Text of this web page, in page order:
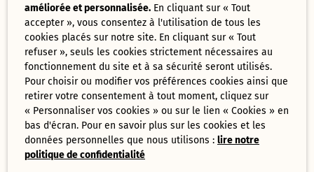
améliorée et personnalisée. En cliquant sur « Tout
accepter », vous consentez à l'utilisation de tous les
cookies placés sur notre site. En cliquant sur « Tout
refuser », seuls les cookies strictement nécessaires au
fonctionnement du site et à sa sécurité seront utilisés.
Pour choisir ou modifier vos préférences cookies ainsi que
retirer votre consentement à tout moment, cliquez sur
« Personnaliser vos cookies » ou sur le lien « Cookies » en
bas d'écran. Pour en savoir plus sur les cookies et les
données personnelles que nous utilisons :lire notre
politique de confidentialité